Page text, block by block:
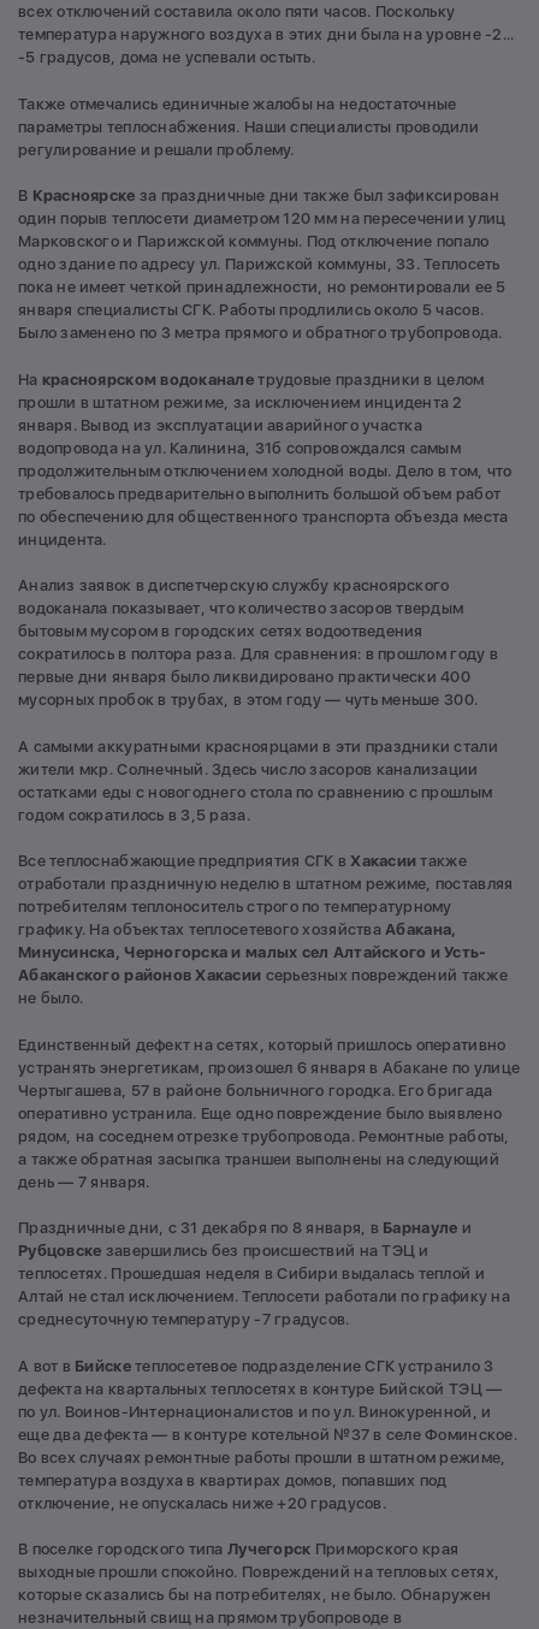
всех отключений составила около пяти часов. Поскольку
температура наружного воздуха в этих дни была на уровне -2...
-5 градусов, дома не успевали остыть.
Также отмечались единичные жалобы на недостаточные
параметры теплоснабжения. Наши специалисты проводили
регулирование и решали проблему.
В Красноярске за праздничные дни также был зафиксирован
один порыв теплосети диаметром 120 мм на пересечении улиц
Марковского и Парижской коммуны. Под отключение попало
одно здание по адресу ул. Парижской коммуны, 33. Теплосеть
пока не имеет четкой принадлежности, но ремонтировали ее 5
января специалисты СГК. Работы продлились около 5 часов.
Было заменено по 3 метра прямого и обратного трубопровода.
На красноярском водоканале трудовые праздники в целом
прошли в штатном режиме, за исключением инцидента 2
января. Вывод из эксплуатации аварийного участка
водопровода на ул. Калинина, 31б сопровождался самым
продолжительным отключением холодной воды. Дело в том, что
требовалось предварительно выполнить большой объем работ
по обеспечению для общественного транспорта объезда места
инцидента.
Анализ заявок в диспетчерскую службу красноярского
водоканала показывает, что количество засоров твердым
бытовым мусором в городских сетях водоотведения
сократилось в полтора раза. Для сравнения: в прошлом году в
первые дни января было ликвидировано практически 400
мусорных пробок в трубах, в этом году — чуть меньше 300.
А самыми аккуратными красноярцами в эти праздники стали
жители мкр. Солнечный. Здесь число засоров канализации
остатками еды с новогоднего стола по сравнению с прошлым
годом сократилось в 3,5 раза.
Все теплоснабжающие предприятия СГК вХакасии также
отработали праздничную неделю в штатном режиме, поставляя
потребителям теплоноситель строго по температурному
графику. На объектах теплосетевого хозяйстваАбакана,
Минусинска, Черногорска и малых сел Алтайского и Усть-
Абаканского районов Хакасии серьезных повреждений также
не было.
Единственный дефект на сетях, который пришлось оперативно
устранять энергетикам, произошел 6 января в Абакане по улице
Чертыгашева, 57 в районе больничного городка. Его бригада
оперативно устранила. Еще одно повреждение было выявлено
рядом, на соседнем отрезке трубопровода. Ремонтные работы,
а также обратная засыпка траншеи выполнены на следующий
день — 7 января.
Праздничные дни, с 31 декабря по 8 января, в Барнауле и
Рубцовске завершились без происшествий на ТЭЦ и
теплосетях. Прошедшая неделя в Сибири выдалась теплой и
Алтай не стал исключением. Теплосети работали по графику на
среднесуточную температуру -7 градусов.
А вот в Бийскетеплосетевое подразделение СГК устранило 3
дефекта на квартальных теплосетях в контуре Бийской ТЭЦ —
по ул. Воинов-Интернационалистов и по ул. Винокуренной, и
еще два дефекта — в контуре котельной №37 в селе Фоминское.
Во всех случаях ремонтные работы прошли в штатном режиме,
температура воздуха в квартирах домов, попавших под
отключение, не опускалась ниже +20 градусов.
В поселке городского типаЛучегорск Приморского края
выходные прошли спокойно. Повреждений на тепловых сетях,
которые сказались бы на потребителях, не было. Обнаружен
незначительный свищ на прямом трубопроводе в